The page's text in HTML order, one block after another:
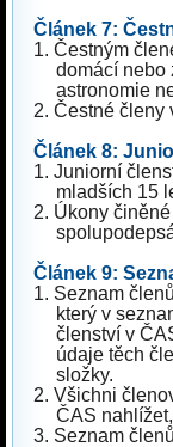
Článek 7:
1. Čestným
domácí nebo
astronomie
2. Čestné členy
Článek 8:
1. Juniorní
mladších 15
2. Úkony
Článek 9:
1. Seznam
který v
členství v
údaje těch
složky.
2. Všichni
ČAS
3. Seznam